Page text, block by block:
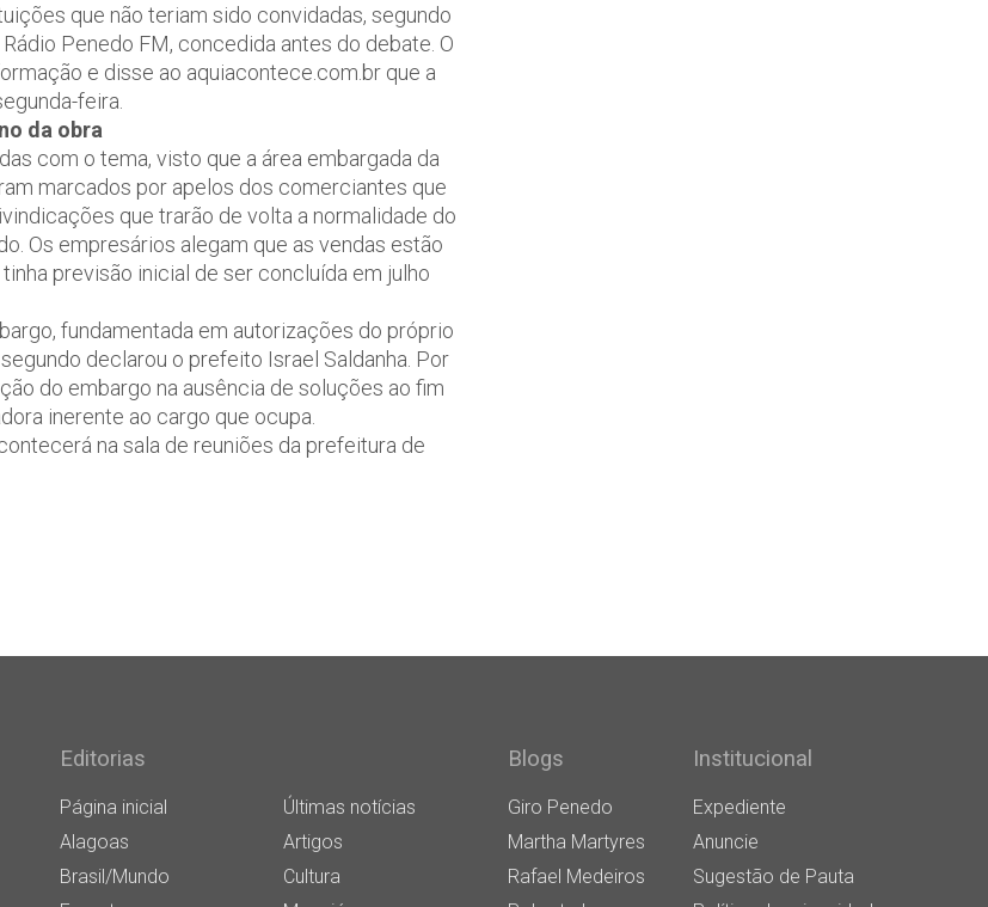
que não teriam sido convidadas, segundo
Penedo FM, concedida antes do debate. O
e disse ao aquiacontece.com.br que a
feira.
da obra
com o tema, visto que a área embargada da
marcados por apelos dos comerciantes que
que trarão de volta a normalidade do
Os empresários alegam que as vendas estão
previsão inicial de ser concluída em julho
fundamentada em autorizações do próprio
declarou o prefeito Israel Saldanha. Por
do embargo na ausência de soluções ao fim
inerente ao cargo que ocupa.
na sala de reuniões da prefeitura de
Editorias
Página inicial
Últimas notícias
Alagoas
Artigos
Brasil/Mundo
Cultura
Blogs
Giro Penedo
Martha Martyres
Rafael Medeiros
Institucional
Expediente
Anuncie
Sugestão de Pauta